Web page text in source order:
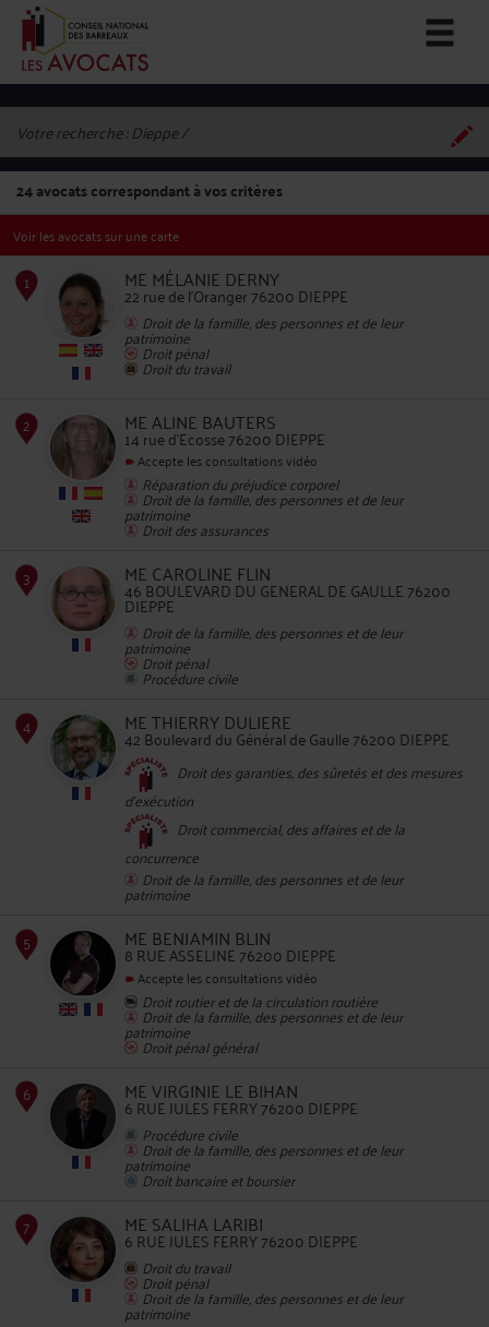
Votre recherche :Dieppe
24avocats correspondant à vos critères
Voir les avocats sur une carte
ME MÉLANIE DERNY
22 rue de l'Oranger 76200 DIEPPE
Droit de la famille, des personnes et de leur
patrimoine
Droit pénal
Droit du travail
ME ALINE BAUTERS
14 rue d'Ecosse 76200 DIEPPE
Accepte les consultations vidéo
Réparation du préjudice corporel
Droit de la famille, des personnes et de leur
patrimoine
Droit des assurances
3
ME CAROLINE FLIN
46 BOULEVARD DU GENERAL DE GAULLE 76200
DIEPPE
Droit de la famille, des personnes et de leur
patrimoine
Droit pénal
Procédure civile
ME THIERRY DULIERE
42 Boulevard du Général de Gaulle 76200 DIEPPE
Droit des garanties, des sûretés et des mesures
d'exécution
Droit commercial, des affaires et de la
concurrence
Droit de la famille, des personnes et de leur
patrimoine
ME BENJAMIN BLIN
8 RUE ASSELINE 76200 DIEPPE
Accepte les consultations vidéo
Droit routier et de la circulation routière
Droit de la famille, des personnes et de leur
patrimoine
Droit pénal général
ME VIRGINIE LE BIHAN
6 RUE JULES FERRY 76200 DIEPPE
Procédure civile
Droit de la famille, des personnes et de leur
patrimoine
Droit bancaire et boursier
ME SALIHA LARIBI
6 RUE JULES FERRY 76200 DIEPPE
Droit du travail
Droit pénal
Droit de la famille, des personnes et de leur
patrimoine